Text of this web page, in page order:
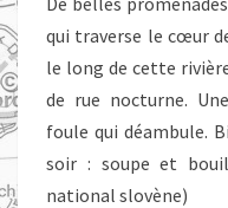
qui traverse le cœur
le long de cette
de rue nocturne.
foule qui déambule.
soir : soupe et
national slovène)